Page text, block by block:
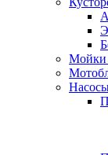
Мойки